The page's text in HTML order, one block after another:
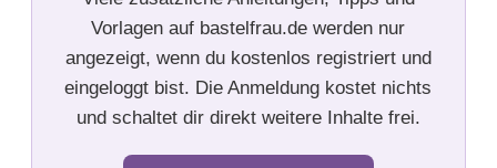
Vorlagen auf bastelfrau.de werden nur
angezeigt, wenn du kostenlos registriert und
eingeloggt bist. Die Anmeldung kostet nichts
und schaltet dir direkt weitere Inhalte frei.